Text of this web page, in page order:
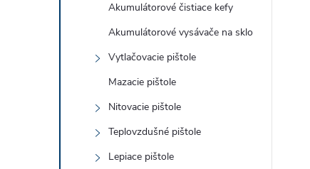
Akumulátorové čistiace kefy
Akumulátorové vysávače na sklo
Vytlačovacie pištole
Mazacie pištole
Nitovacie pištole
Teplovzdušné pištole
Lepiace pištole